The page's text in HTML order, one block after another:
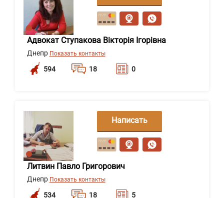
Адвокат Ступакова Вікторія Ігорівна
Днепр Показать контакты
594 18 0
сообщение
Литвин Павло Григорович
Днепр Показать контакты
534 18 5
Написать
сообщение